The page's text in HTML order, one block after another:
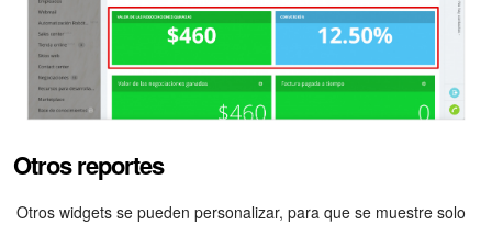
Otros reportes
Otros widgets se pueden personalizar, para que se muestre solo